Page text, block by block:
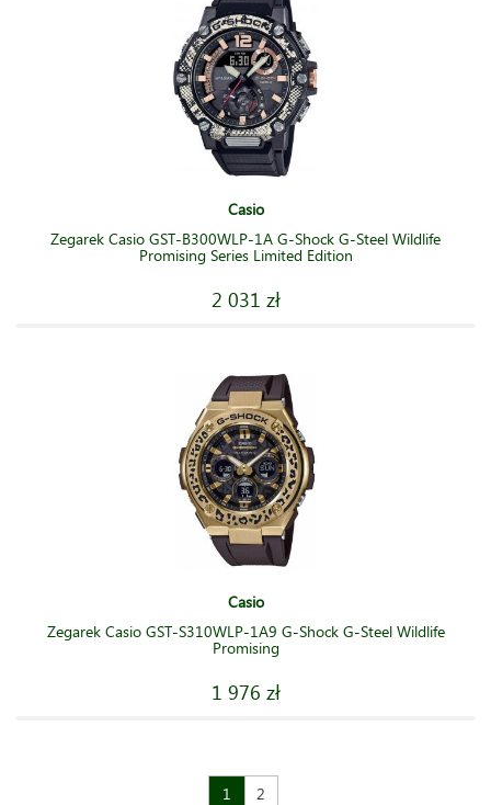
Casio
Zegarek Casio GST-B300WLP-1A G-Shock G-Steel Wildlife
Promising Series Limited Edition
2 031 zł
Casio
Zegarek Casio GST-S310WLP-1A9 G-Shock G-Steel Wildlife
Promising
1 976 zł
1 2